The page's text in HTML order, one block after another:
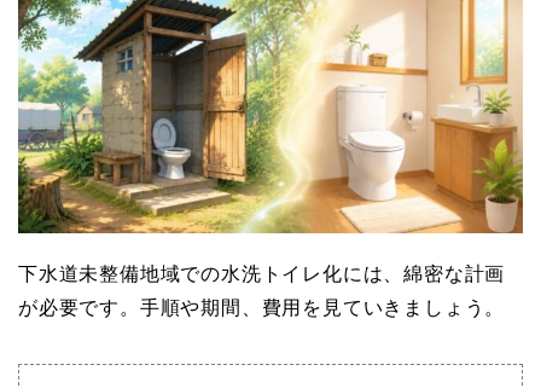
下水道未整備地域での水洗トイレ化には、綿密な計画
が必要です。手順や期間、費用を見ていきましょう。